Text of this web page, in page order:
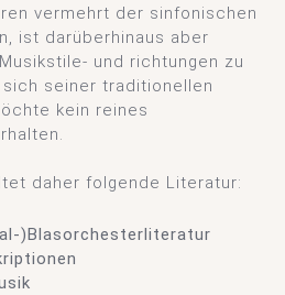
vermehrt der sinfonischen
ist darüberhinaus aber
und richtungen zu
seiner traditionellen
kein reines
daher folgende Literatur:
)Blasorchesterliteratur